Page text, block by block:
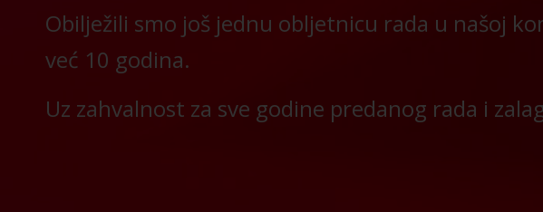
Obilježili smo još jednu obljetnicu rada u našoj
već 10 godina.
Uz zahvalnost za sve godine predanog rada i